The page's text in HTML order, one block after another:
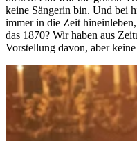
keine Sängerin bin. Und bei
immer in die Zeit
das 1870? Wir haben aus
Vorstellung davon, aber